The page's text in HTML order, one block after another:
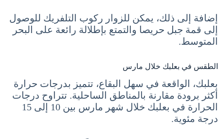
إضافة إلى ذلك، يمكن للزوار ركوب التلفريك للوصول
إلى قمة جبل حريصا والتمتع بإطلالة رائعة على البحر
المتوسط.
الطقس في بعلبك خلال مارس
بعلبك، الواقعة في سهل البقاع، تتميز بدرجات حرارة
أكثر برودة مقارنة بالمناطق الساحلية. تتراوح درجات
الحرارة في بعلبك خلال شهر مارس بين 10 إلى 15
درجة مئوية.